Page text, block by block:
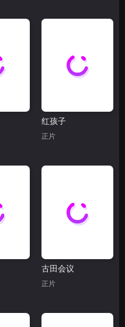
红孩子
正片
古田会议
正片